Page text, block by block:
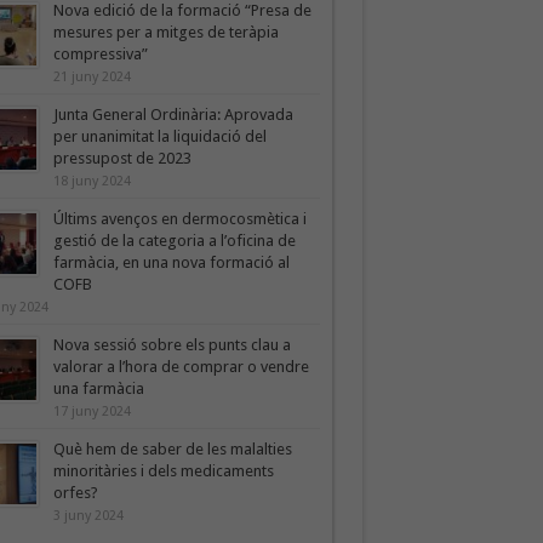
Nova edició de la formació “Presa de
mesures per a mitges de teràpia
compressiva”
21 juny 2024
Junta General Ordinària: Aprovada
per unanimitat la liquidació del
pressupost de 2023
18 juny 2024
Últims avenços en dermocosmètica i
gestió de la categoria a l’oficina de
farmàcia, en una nova formació al
COFB
2024
Nova sessió sobre els punts clau a
valorar a l’hora de comprar o vendre
una farmàcia
17 juny 2024
Què hem de saber de les malalties
minoritàries i dels medicaments
orfes?
3 juny 2024